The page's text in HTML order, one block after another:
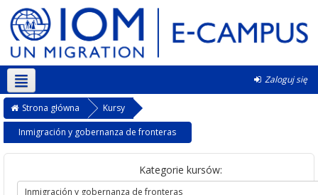
Zaloguj się
Polski ‎(pl)‎
Strona główna
Kursy
Inmigración y gobernanza de fronteras
Kategorie kursów: